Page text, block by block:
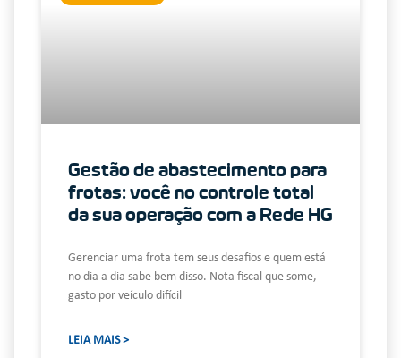
Gestão de abastecimento para
frotas: você no controle total
da sua operação com a Rede HG
Gerenciar uma frota tem seus desafios e quem está
no dia a dia sabe bem disso. Nota fiscal que some,
gasto por veículo difícil
LEIA MAIS >